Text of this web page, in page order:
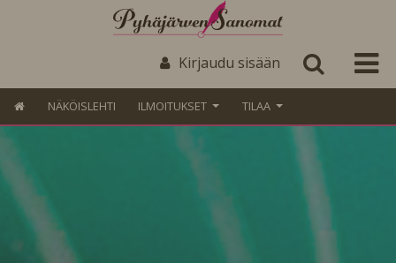
Kirjaudu sisään
NÄKÖISLEHTI ILMOITUKSET TILAA